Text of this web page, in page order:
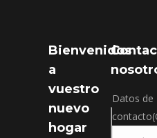
Bienvenidos
a
vuestro
nuevo
hogar
Datos de
contacto